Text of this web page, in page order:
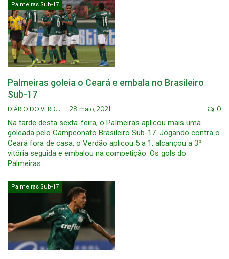
Palmeiras Sub-17
Palmeiras goleia o Ceará e embala no Brasileiro
Sub-17
DIÁRIO DO VERDÃO 28 maio, 2021 0
Na tarde desta sexta-feira, o Palmeiras aplicou mais uma
goleada pelo Campeonato Brasileiro Sub-17. Jogando contra o
Ceará fora de casa, o Verdão aplicou 5 a 1, alcançou a 3ª
vitória seguida e embalou na competição. Os gols do
Palmeiras…
Palmeiras Sub-17